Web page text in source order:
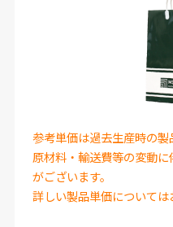
参考単価は過去生産時の製
原材料・輸送費等の変動
がございます。
詳しい製品単価については